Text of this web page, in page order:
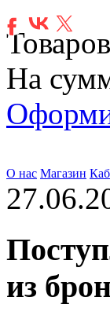
На
О нас Магазин
из